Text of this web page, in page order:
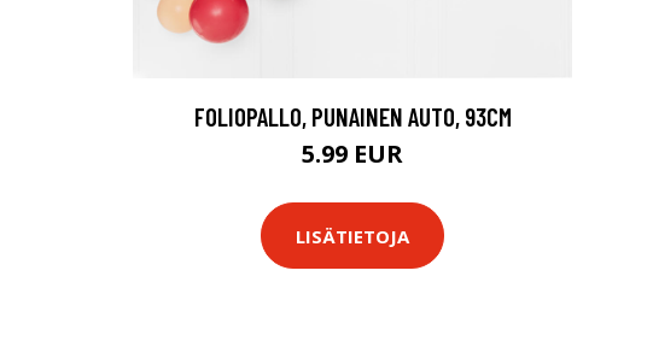
FOLIOPALLO, PUNAINEN AUTO, 93CM
5.99 EUR
LISÄTIETOJA